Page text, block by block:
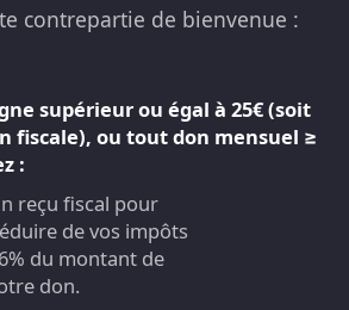
contrepartie de bienvenue :
supérieur ou égal à 25€ (soit
fiscale), ou tout don mensuel ≥
:
reçu fiscal pour
de vos impôts
du montant de
don.